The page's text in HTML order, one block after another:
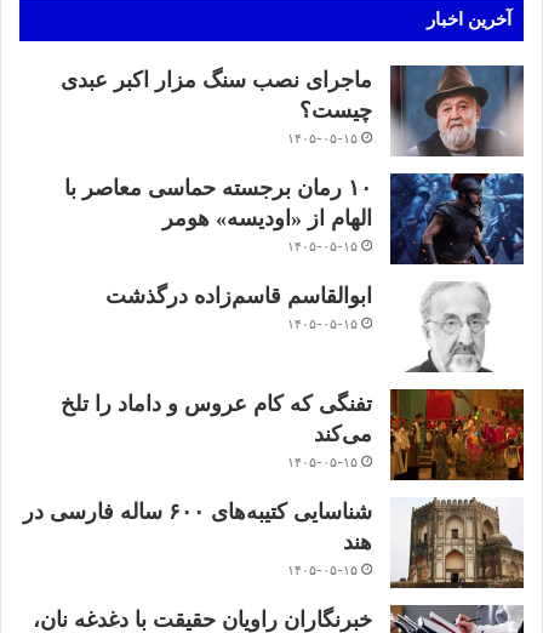
آخرین اخبار
ماجرای نصب سنگ مزار اکبر عبدی
چیست؟
۱۴۰۵-۰۵-۱۵
۱۰ رمان برجسته حماسی معاصر با
الهام از «اودیسه» هومر
۱۴۰۵-۰۵-۱۵
ابوالقاسم قاسم‌زاده درگذشت
۱۴۰۵-۰۵-۱۵
تفنگی که کام عروس و داماد را تلخ
می‌کند
۱۴۰۵-۰۵-۱۵
شناسایی کتیبه‌های ۶۰۰ ساله فارسی در
هند
۱۴۰۵-۰۵-۱۵
خبرنگاران راویان حقیقت با دغدغه نان،